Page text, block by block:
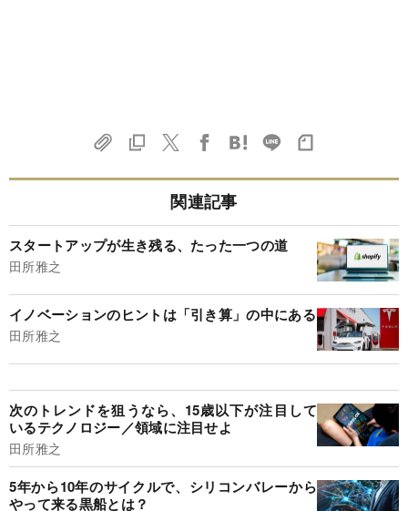
関連記事
スタートアップが生き残る、たった一つの道
田所雅之
イノベーションのヒントは「引き算」の中にある
田所雅之
次のトレンドを狙うなら、15歳以下が注目して
いるテクノロジー／領域に注目せよ
田所雅之
5年から10年のサイクルで、シリコンバレーから
やって来る黒船とは？